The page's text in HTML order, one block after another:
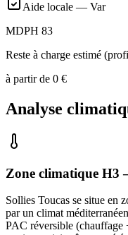
Aide locale — Var
MDPH 83
Reste à charge estimé
à partir de 0 €
Analyse
Zone climatique H3
Sollies Toucas se situe en
par un climat
PAC réversible (chauffage